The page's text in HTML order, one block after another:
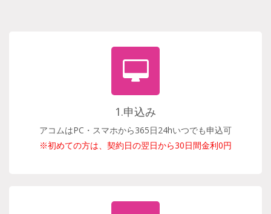
1.申込み
アコムはPC・スマホから365日24hいつでも申込可
※初めての方は、契約日の翌日から30日間金利0円